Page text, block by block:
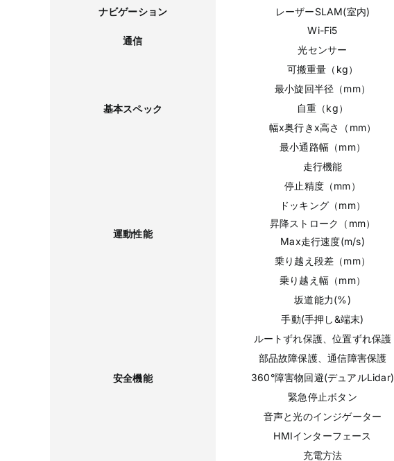
ナビゲーション
レーザーSLAM(室内)
通信
Wi-Fi5
光センサー
基本スペック
可搬重量（kg）
最小旋回半径（mm）
自重（kg）
幅x奥行きx高さ（mm）
最小通路幅（mm）
運動性能
走行機能
停止精度（mm）
ドッキング（mm）
昇降ストローク（mm）
Max走行速度(m/s)
乗り越え段差（mm）
乗り越え幅（mm）
坂道能力(%)
安全機能
手動(手押し&端末)
ルートずれ保護、位置ずれ保護
部品故障保護、通信障害保護
360°障害物回避(デュアルLidar)
緊急停止ボタン
音声と光のインジゲーター
HMIインターフェース
充電方法